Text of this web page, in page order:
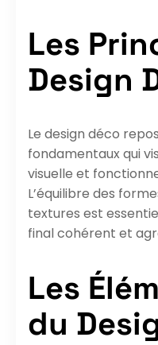
Les
Design
Le design déco
fondamentaux qui
visuelle et
L’équilibre des
textures est
final cohérent et
Les
du